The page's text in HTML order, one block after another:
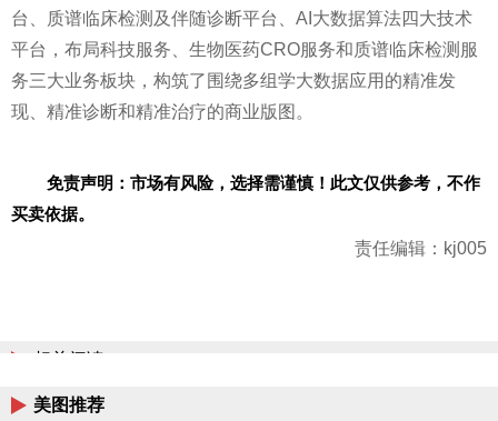
台、质谱临床检测及伴随诊断平台、AI大数据算法四大技术
平台，布局科技服务、生物医药CRO服务和质谱临床检测服
务三大业务板块，构筑了围绕多组学大数据应用的精准发
现、精准诊断和精准治疗的商业版图。
免责声明：市场有风险，选择需谨慎！此文仅供参考，不作
买卖依据。
责任编辑：kj005
相关阅读
美图推荐